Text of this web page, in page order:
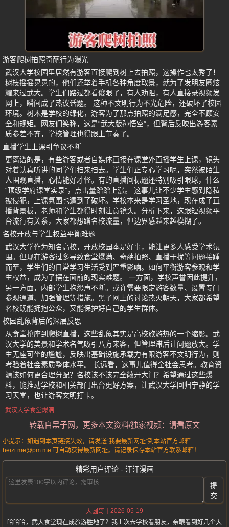
游客爬树拍照奇葩行为曝光
武汉大学校园里居然有游客直接爬到树上去拍照，这操作也太秀了！
树枝摇摇晃晃的，他们还举着手机各种角度取景，就为了发朋友圈炫
耀来过武大。学生们路过都看傻眼了，有人劝阻，有人直接录视频发
网上，瞬间成了热议话题。 这种不文明行为不光危险，还破坏了校园
环境。树木是学校的绿化，游客为了那点拍照的满足感，完全不顾安
全和规矩。网友们笑称，这是“武大版孙悟空”，但背后反映出游客素
质参差不齐，学校管理也得跟上节奏了。
直播学生上课引争议不断
更离谱的是，有些游客或者自媒体直接在课堂外直播学生上课，镜头
对着认真听讲的同学们扫来扫去。学生们正专心学习呢，突然被陌生
人围观直播，心情能好才怪。有的直播间标题还特别吸引眼球，什么
“顶级学府课堂实录”，点击量蹭蹭上涨。 这事儿让不少学生感到隐私
被侵犯，上课氛围也遭到了破坏。学校本来是学习圣地，现在成了直
播背景板，老师和学生都得时刻注意镜头。分析下来，这跟短视频平
台流行有关系，大家都想蹭名校流量，但边界感越来越模糊了。
名校开放与学生权益平衡难题
武汉大学作为知名高校，开放校园本是好事，能让更多人感受学术氛
围。但现在游客过多导致食堂爆满、奇葩拍照、直播干扰等问题接踵
而至，学生们的日常学习生活受到严重影响。如何平衡游客参观和学
生权益，成为了摆在面前的现实难题。 一方面，学校声誉因此提升，
另一方面，内部学生抱怨声不断。或许需要限定游客数量、设置专门
参观通道、加强管理等措施。黑子网上的讨论热火朝天，大家都希望
名校既能拥抱公众，又能保护好自己的学生群体。
校园乱象背后的深层反思
从食堂抢座到爬树直播，这些乱象其实是高校旅游热的一个缩影。武
汉大学的美景和学术名气吸引八方来客，但管理滞后让问题放大。学
生无座可坐的尴尬，反映出基础设施承载力有限游客不文明行为，则
考验着社会素质整体水平。 长远看，这事儿值得全社会思考。教育资
源该如何更合理分配？名校该不该完全敞开大门？希望通过这些爆
料，能推动学校和相关部门出台更好方案，让武汉大学回归宁静的学
习天堂，也让游客文明打卡。
武汉大学食堂爆满
转载自黑子网，更多本文资料/独家视频：请看原文
小提示：如遇到本页链接失效，请发送“我要最新网址”到本站官方邮箱
heizi.me@pm.me 可自动获得最新网址。请记录保存本站官方联系邮箱！
精彩用户评论 - 汗汗漫画
提
交
大圆哥
2026-05-19
哈哈哈，武大食堂现在成旅游胜地了？我上次去学校看朋友，亲眼看到好几个大